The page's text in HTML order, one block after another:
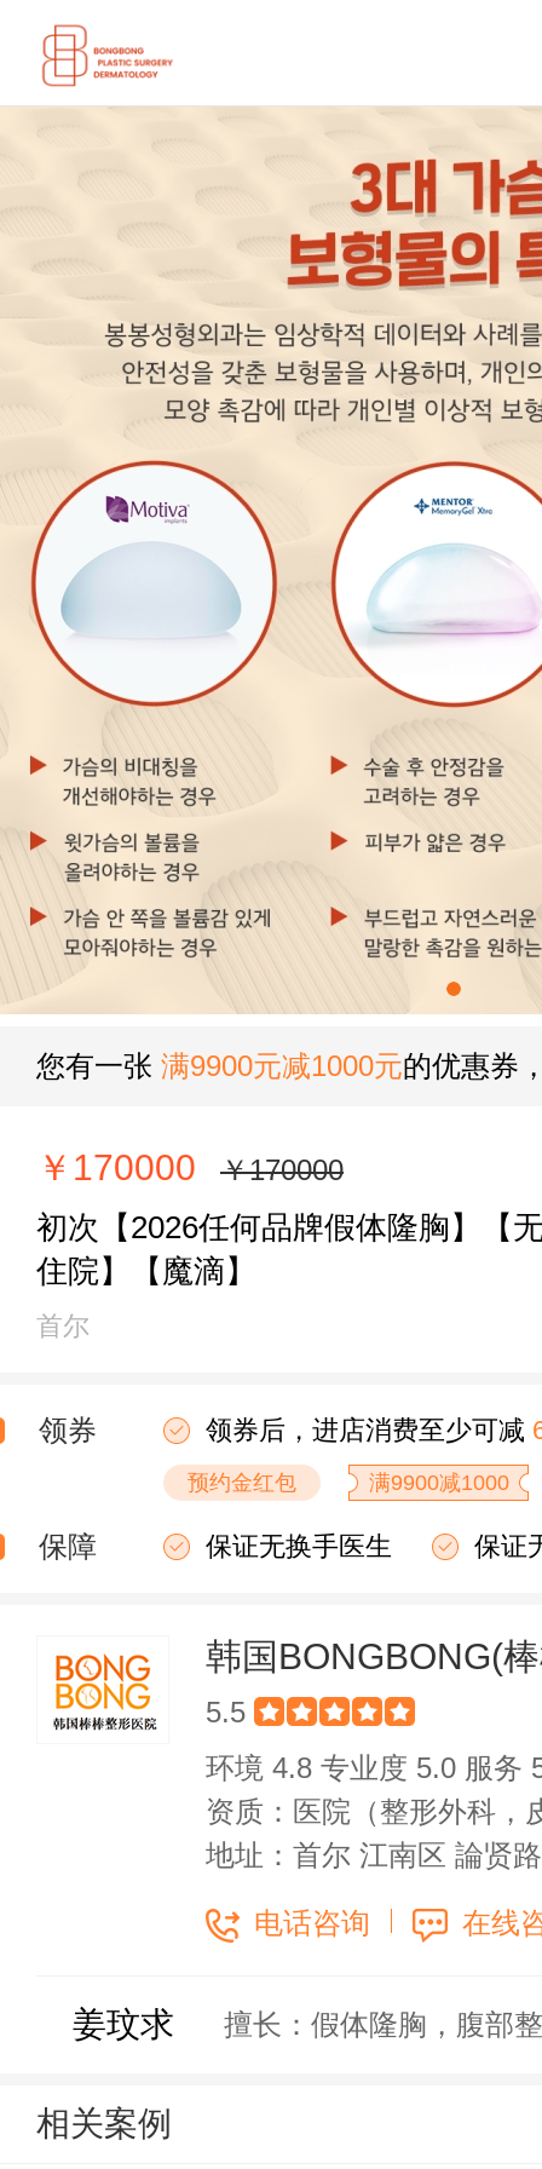
您有一张 满9900元减1000元的优惠券
￥170000 ￥170000
初次【2026任何品牌假体隆胸】【
住院】【魔滴】
首尔
领券 领券后，进店消费至少可减
预约金红包 满9900减1000
保障 保证无换手医生 保证
韩国BONGBONG(
5.5
环境 4.8 专业度 5.0 服务
资质：医院（整形外科，
地址：首尔 江南区 論贤
电话咨询 在线
姜玟求 擅长：假体隆胸，腹部
相关案例